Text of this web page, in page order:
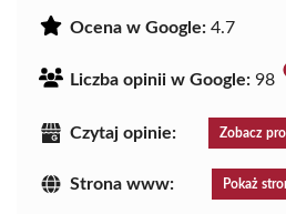
Ocena w Google: 4.7
Liczba opinii w Google: 98
Czytaj opinie: Zobacz
Strona www: Pokaż